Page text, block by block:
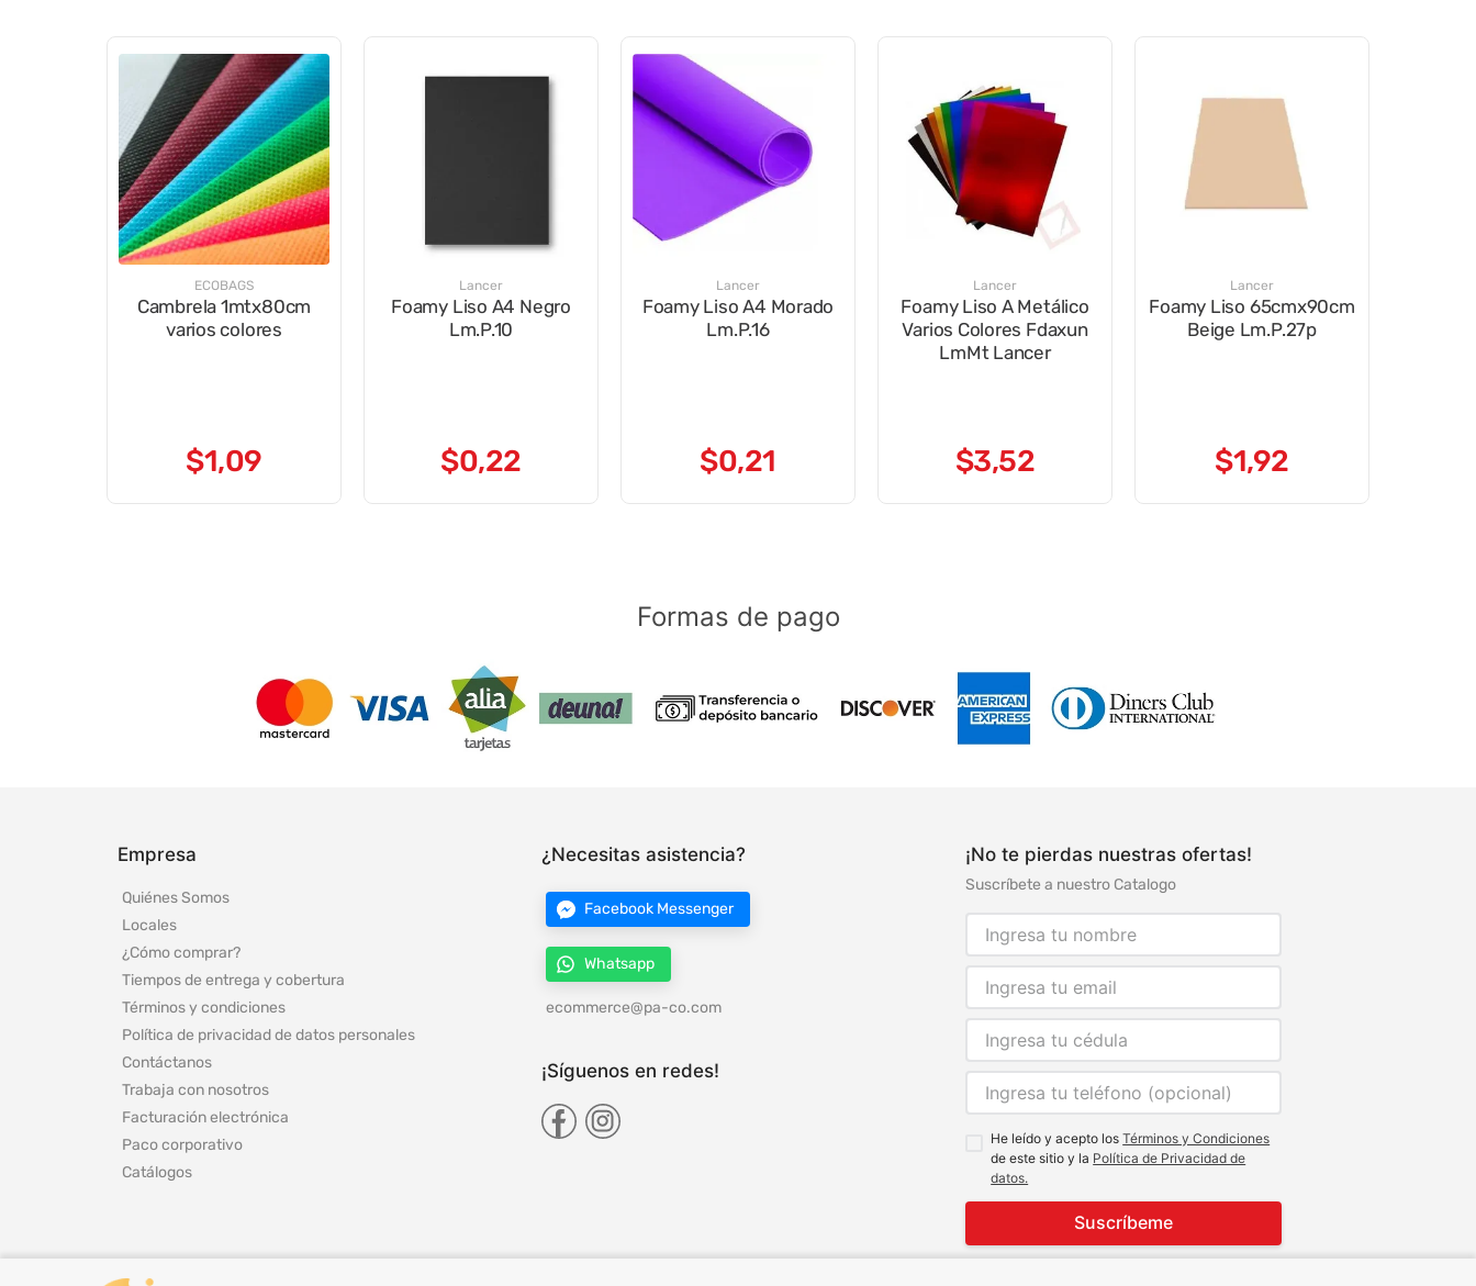
ECOBAGS
Cambrela 1mtx80cm
varios colores
$1,09
Lancer
Foamy Liso A4 Negro
Lm.P.10
$0,22
Lancer
Foamy Liso A4 Morado
Lm.P.16
$0,21
Lancer
Foamy Liso A Metálico
Varios Colores Fdaxun
LmMt Lancer
$3,52
Lancer
Foamy Liso 65cmx90cm
Beige Lm.P.27p
$1,92
Formas de pago
Empresa
Quiénes Somos
Locales
¿Cómo comprar?
Tiempos de entrega y cobertura
Términos y condiciones
Política de privacidad de datos personales
Contáctanos
Trabaja con nosotros
Facturación electrónica
Paco corporativo
Catálogos
¿Necesitas asistencia?
Facebook Messenger
Whatsapp
ecommerce@pa-co.com
¡Síguenos en redes!
¡No te pierdas nuestras ofertas!
Suscríbete a nuestro Catalogo
He leído y acepto losTérminos y Condiciones
de este sitio y la Política de Privacidad de
datos.
Suscríbeme